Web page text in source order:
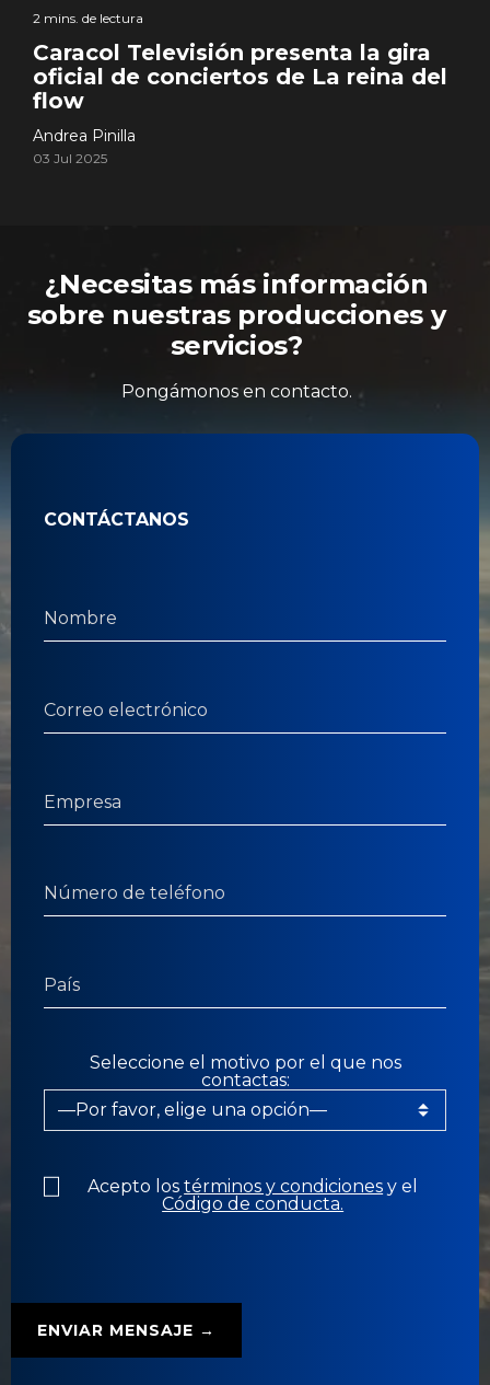
2 mins. de lectura
Caracol Televisión presenta la gira
oficial de conciertos de La reina del
flow
Andrea Pinilla
03 Jul 2025
¿Necesitas más información
sobre nuestras producciones y
servicios?
Pongámonos en contacto.
CONTÁCTANOS
Seleccione el motivo por el que nos
contactas:
Acepto lostérminos y condiciones y el
Código de conducta.